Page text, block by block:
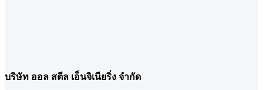
บริษัท ออล สตีล เอ็นจิเนียริ่ง จำกัด